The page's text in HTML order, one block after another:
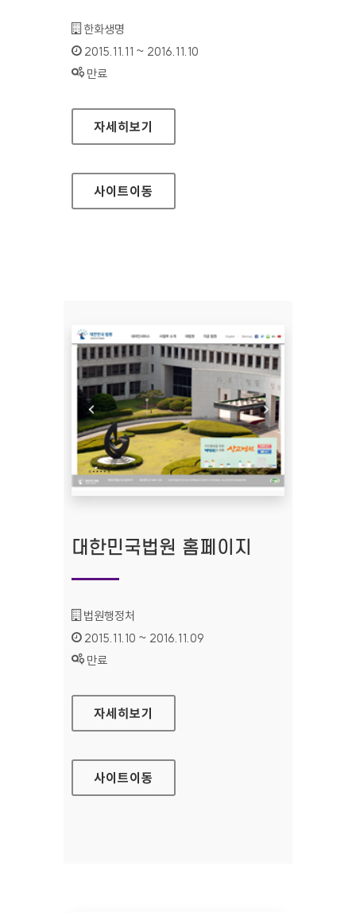
기관명 :
한화생명
인증기간 :
2015.11.11 ~ 2016.11.10
상태 :
만료
한화생명 모바일웹
자세히보기
사이트이동
대한민국법원 홈페이지
기관명 :
법원행정처
인증기간 :
2015.11.10 ~ 2016.11.09
상태 :
만료
대한민국법원 홈페이지
자세히보기
사이트이동